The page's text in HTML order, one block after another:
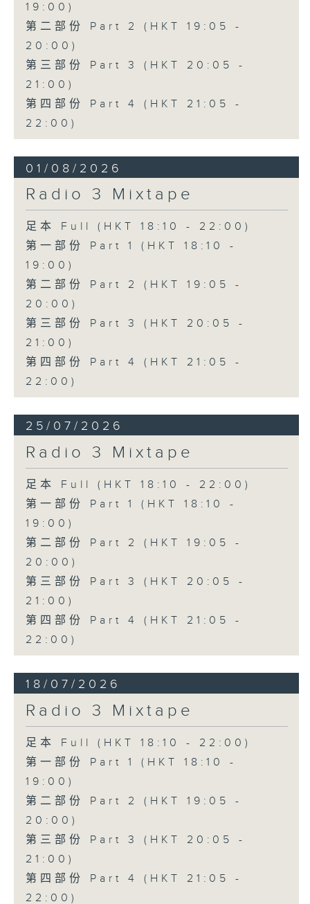
19:00)
第二部份 Part 2 (HKT 19:05 -
20:00)
第三部份 Part 3 (HKT 20:05 -
21:00)
第四部份 Part 4 (HKT 21:05 -
22:00)
01/08/2026
Radio 3 Mixtape
足本 Full (HKT 18:10 - 22:00)
第一部份 Part 1 (HKT 18:10 -
19:00)
第二部份 Part 2 (HKT 19:05 -
20:00)
第三部份 Part 3 (HKT 20:05 -
21:00)
第四部份 Part 4 (HKT 21:05 -
22:00)
25/07/2026
Radio 3 Mixtape
足本 Full (HKT 18:10 - 22:00)
第一部份 Part 1 (HKT 18:10 -
19:00)
第二部份 Part 2 (HKT 19:05 -
20:00)
第三部份 Part 3 (HKT 20:05 -
21:00)
第四部份 Part 4 (HKT 21:05 -
22:00)
18/07/2026
Radio 3 Mixtape
足本 Full (HKT 18:10 - 22:00)
第一部份 Part 1 (HKT 18:10 -
19:00)
第二部份 Part 2 (HKT 19:05 -
20:00)
第三部份 Part 3 (HKT 20:05 -
21:00)
第四部份 Part 4 (HKT 21:05 -
22:00)